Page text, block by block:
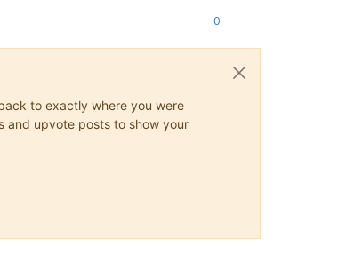
0
to exactly where you were
and upvote posts to show your